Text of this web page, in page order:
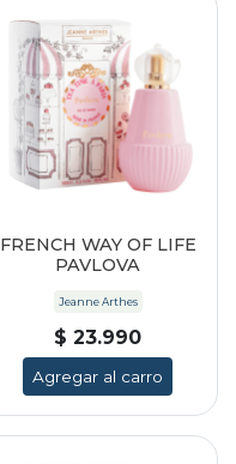
FRENCH WAY OF LIFE
PAVLOVA
Jeanne Arthes
$ 23.990
Agregar al carro